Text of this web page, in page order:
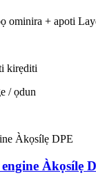
ominira + apoti
kirẹditi
/ ọdun
Àkọsílẹ